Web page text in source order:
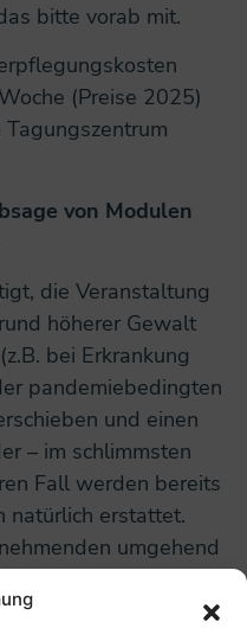
bitte vorab mit.
(Preise 2025)
von Modulen
die Veranstaltung
höherer Gewalt
bei Erkrankung
pandemiebedingten
und einen
– im schlimmsten
Fall werden bereits
natürlich erstattet.
umgehend